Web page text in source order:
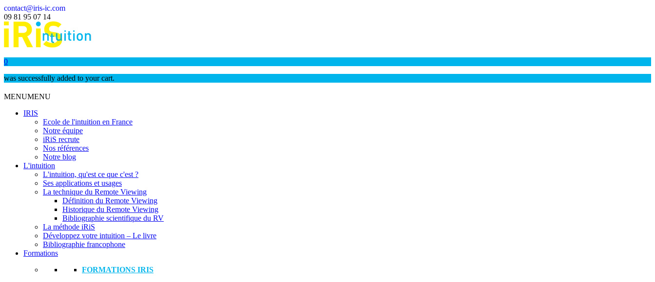
contact@iris-ic.com
09 81 95 07 14
0
was successfully added to your cart.
MENUMENU
IRIS
Ecole de l'intuition en France
Notre équipe
iRiS recrute
Nos références
Notre blog
L'intuition
L'intuition, qu'est ce que c'est ?
Ses applications et usages
La technique du Remote Viewing
Définition du Remote Viewing
Historique du Remote Viewing
Bibliographie scientifique du RV
La méthode iRiS
Développez votre intuition – Le livre
Bibliographie francophone
Formations
FORMATIONS IRIS